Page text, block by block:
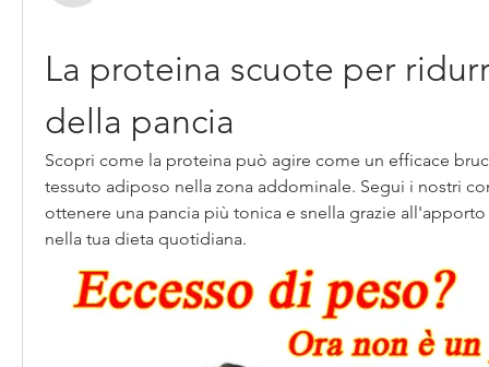
La proteina scuote per
della pancia
Scopri come la proteina può agire come un efficace
tessuto adiposo nella zona addominale. Segui i nostri
ottenere una pancia più tonica e snella grazie
nella tua dieta quotidiana.